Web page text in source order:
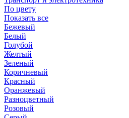
По цвету
Показать все
Бежевый
Белый
Голубой
Желтый
Зеленый
Коричневый
Красный
Оранжевый
Разноцветный
Розовый